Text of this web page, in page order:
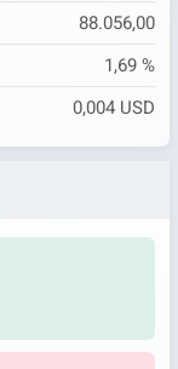
88.056,00
1,69 %
0,004 USD